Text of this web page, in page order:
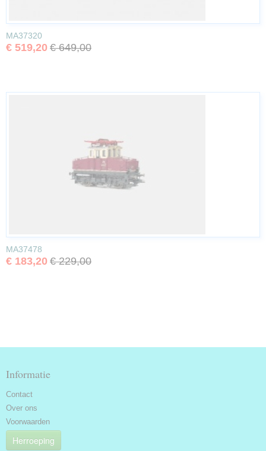
MA37320
€ 519,20 € 649,00
MA37478
€ 183,20 € 229,00
Informatie
Contact
Over ons
Voorwaarden
Herroeping